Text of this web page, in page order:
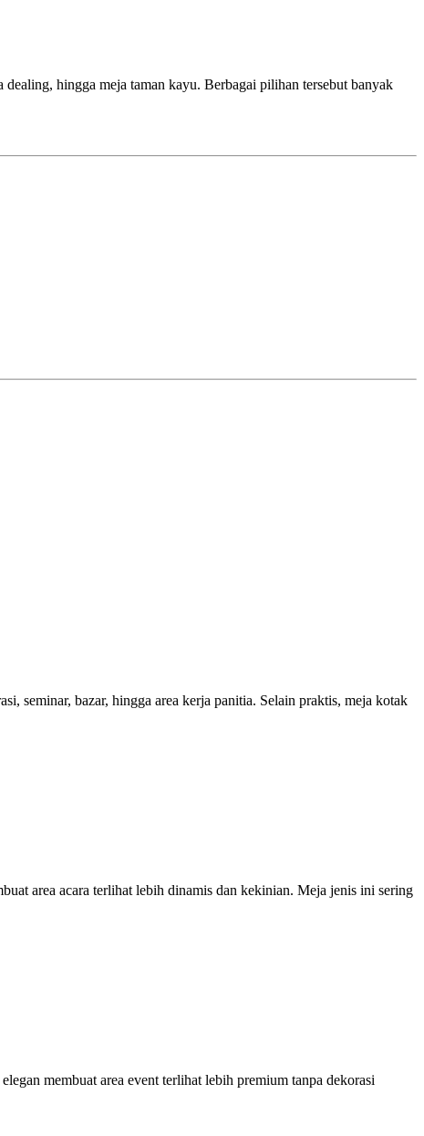
hingga meja taman kayu. Berbagai pilihan tersebut banyak
seminar, bazar, hingga area kerja panitia. Selain praktis, meja kotak
area acara terlihat lebih dinamis dan kekinian. Meja jenis ini sering
membuat area event terlihat lebih premium tanpa dekorasi